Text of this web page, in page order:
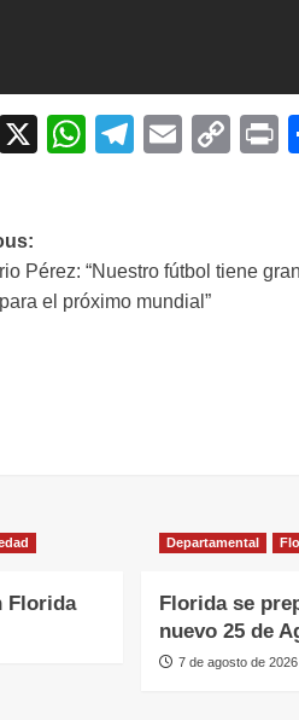
Facebook
X WhatsApp
Telegram
Email
Pérez: “Nuestro fútbol tiene gran
el próximo mundial”
Florida
Departamental
Florida se
nuevo 25 de
7 de agosto de 2026